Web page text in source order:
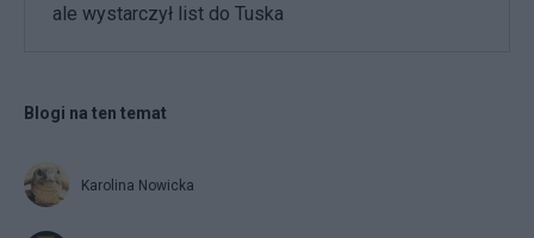
ale wystarczył list do Tuska
Blogi na ten temat
Karolina Nowicka